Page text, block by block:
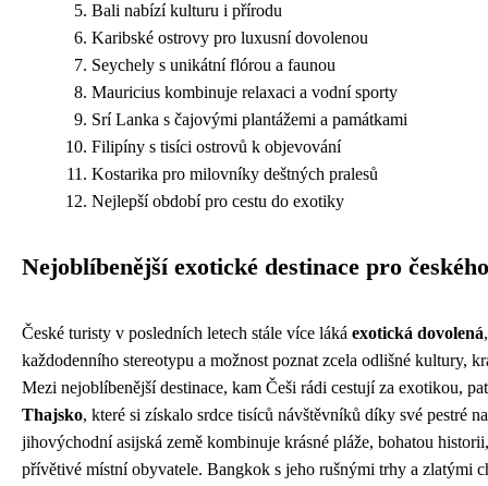
Bali nabízí kulturu i přírodu
Karibské ostrovy pro luxusní dovolenou
Seychely s unikátní flórou a faunou
Mauricius kombinuje relaxaci a vodní sporty
Srí Lanka s čajovými plantážemi a památkami
Filipíny s tisíci ostrovů k objevování
Kostarika pro milovníky deštných pralesů
Nejlepší období pro cestu do exotiky
Nejoblíbenější exotické destinace pro
České turisty v posledních letech stále více láká exotická dovolená
každodenního stereotypu a možnost poznat zcela odlišné kultury,
Mezi nejoblíbenější destinace, kam Češi rádi cestují za exotikou,
Thajsko, které si získalo srdce tisíců návštěvníků díky své pestré
jihovýchodní asijská země kombinuje krásné pláže, bohatou
přívětivé místní obyvatele. Bangkok s jeho rušnými trhy a zlatými